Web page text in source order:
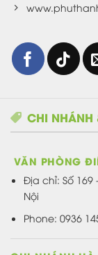
CHI NHÁNH
VĂN PHÒNG
Địa chỉ: Số 169
Nội
Phone: 0936